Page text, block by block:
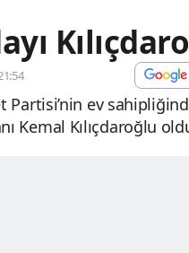
ev
Kemal Kılıçdaroğlu